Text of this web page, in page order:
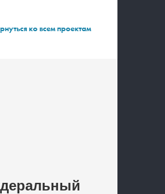
ко всем проектам